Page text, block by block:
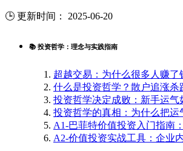
🕒 更新时间： 2025-06-20
📚 投资哲学：理念与实践指南
超越交易：为什么很多人赚了
什么是投资哲学？散户追涨杀
投资哲学决定成败：新手运
投资哲学的真相：为什么把运
A1-巴菲特价值投资入门指南
A2-价值投资实战工具：企业